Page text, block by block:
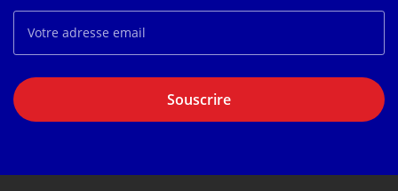
Souscrire